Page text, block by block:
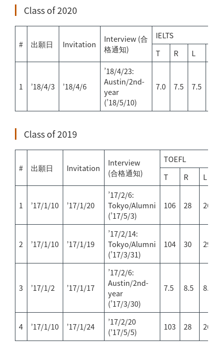
Class of 2020
# 出願日 Invitation
Interview (合
格通知)
IELTS
T
R L
1 ’18/4/3 ’18/4/6
’18/4/23:
Austin/2nd-
year
(’18/5/10)
7.0 7.5 7.5
Class of 2019
# 出願日 Invitation
Interview
(合格通知)
TOEFL
T
R L
1 ’17/1/10 ’17/1/20
’17/2/6:
Tokyo/Alumni
(’17/5/3)
106 28 26
2 ’17/1/10 ’17/1/19
’17/2/14:
Tokyo/Alumni
(’17/3/31)
104 30 29
3 ’17/1/2 ’17/1/17
’17/2/6:
Austin/2nd-
year
(’17/3/30)
7.5 8.5 8.5
4 ’17/1/10 ’17/1/24
’17/2/20
(’17/5/5)
103 28 26